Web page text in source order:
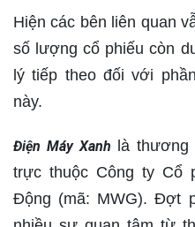
Hiện các bên liên quan
số lượng cổ phiếu còn
lý tiếp theo đối với
này.
Điện Máy Xanh là thương
trực thuộc Công ty Cổ
Động (mã: MWG). Đợt